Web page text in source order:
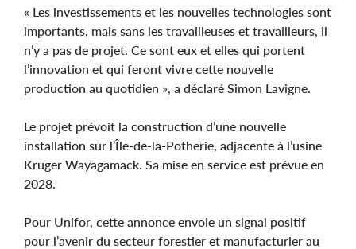
« Les investissements et les nouvelles technologies sont
importants, mais sans les travailleuses et travailleurs, il
n’y a pas de projet. Ce sont eux et elles qui portent
l’innovation et qui feront vivre cette nouvelle
production au quotidien », a déclaré Simon Lavigne.
Le projet prévoit la construction d’une nouvelle
installation sur l’Île-de-la-Potherie, adjacente à l’usine
Kruger Wayagamack. Sa mise en service est prévue en
2028.
Pour Unifor, cette annonce envoie un signal positif
pour l’avenir du secteur forestier et manufacturier au